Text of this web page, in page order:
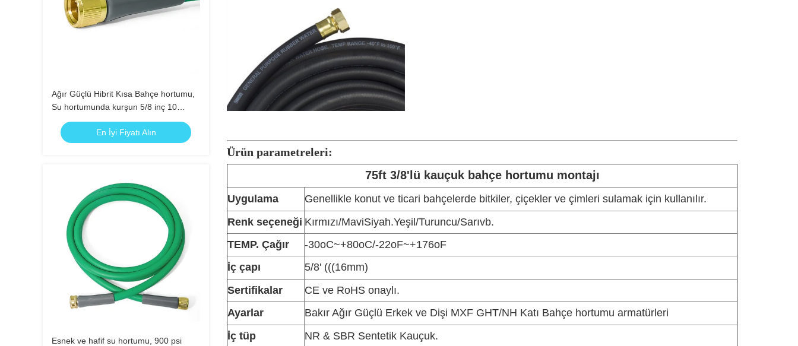
Ağır Güçlü Hibrit Kısa Bahçe hortumu,
Su hortumunda kurşun 5/8 inç 10
metre 150 PSI, Kink Direnişli, 3/4 "GHT
Katı Bakır Bileşenleri ile Her Hava için
Esnek, Yeşil
En İyi Fiyatı Alın
Esnek ve hafif su hortumu, 900 psi
Ürün parametreleri:
75ft 3/8'lü kauçuk bahçe hortumu montajı
Uygulama
Genellikle konut ve ticari bahçelerde bitkiler, çiçekler ve çimleri sulamak için kullanılır.
Renk seçeneği Kırmızı/MaviSiyah.Yeşil /Turuncu/Sarıvb.
TEMP. Çağır
-30oC~+80oC/-22oF~+176oF
İç çapı
5/8' (((16mm)
Sertifikalar
CE ve RoHS onaylı.
Ayarlar
Bakır Ağır Güçlü Erkek ve Dişi MXF GHT/NH Katı Bahçe hortumu armatürleri
İç tüp
NR & SBR Sentetik Kauçuk.